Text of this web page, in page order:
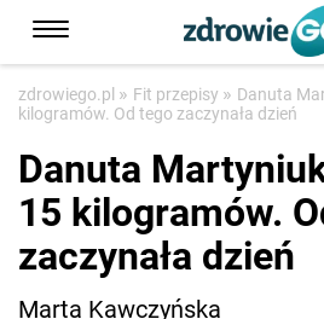
zdrowiego.pl » Fit przepisy » Danuta
kilogramów. Od tego zaczynała dzień
Danuta
15 kilogramów.
zaczynała dzień
Marta Kawczyńska